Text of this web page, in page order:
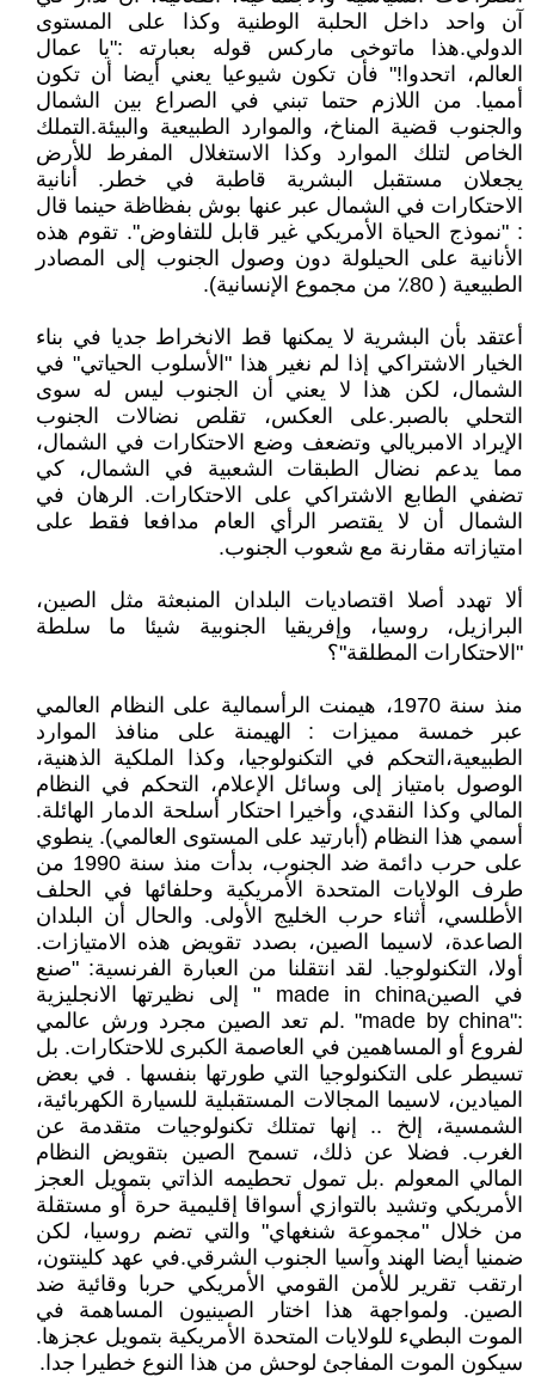
آن واحد داخل الحلبة الوطنية وكذا على المستوى
الدولي.هذا ماتوخى ماركس قوله بعبارته :"يا عمال
العالم، اتحدوا!" فأن تكون شيوعيا يعني أيضا أن تكون
أمميا. من اللازم حتما تبني في الصراع بين الشمال
والجنوب قضية المناخ، والموارد الطبيعية والبيئة.التملك
الخاص لتلك الموارد وكذا الاستغلال المفرط للأرض
يجعلان مستقبل البشرية قاطبة في خطر. أنانية
الاحتكارات في الشمال عبر عنها بوش بفظاظة حينما قال
: "نموذج الحياة الأمريكي غير قابل للتفاوض". تقوم هذه
الأنانية على الحيلولة دون وصول الجنوب إلى المصادر
الطبيعية ( 80٪ من مجموع الإنسانية).
أعتقد بأن البشرية لا يمكنها قط الانخراط جديا في بناء
الخيار الاشتراكي إذا لم نغير هذا "الأسلوب الحياتي" في
الشمال، لكن هذا لا يعني أن الجنوب ليس له سوى
التحلي بالصبر.على العكس، تقلص نضالات الجنوب
الإيراد الامبريالي وتضعف وضع الاحتكارات في الشمال،
مما يدعم نضال الطبقات الشعبية في الشمال، كي
تضفي الطابع الاشتراكي على الاحتكارات. الرهان في
الشمال أن لا يقتصر الرأي العام مدافعا فقط على
امتيازاته مقارنة مع شعوب الجنوب.
ألا تهدد أصلا اقتصاديات البلدان المنبعثة مثل الصين،
البرازيل، روسيا، وإفريقيا الجنوبية شيئا ما سلطة
"الاحتكارات المطلقة"؟
منذ سنة 1970، هيمنت الرأسمالية على النظام العالمي
عبر خمسة مميزات : الهيمنة على منافذ الموارد
الطبيعية،التحكم في التكنولوجيا، وكذا الملكية الذهنية،
الوصول بامتياز إلى وسائل الإعلام، التحكم في النظام
المالي وكذا النقدي، وأخيرا احتكار أسلحة الدمار الهائلة.
أسمي هذا النظام (أبارتيد على المستوى العالمي). ينطوي
على حرب دائمة ضد الجنوب، بدأت منذ سنة 1990 من
طرف الولايات المتحدة الأمريكية وحلفائها في الحلف
الأطلسي، أثناء حرب الخليج الأولى. والحال أن البلدان
الصاعدة، لاسيما الصين، بصدد تقويض هذه الامتيازات.
أولا، التكنولوجيا. لقد انتقلنا من العبارة الفرنسية: "صنع
في الصينmade in china " إلى نظيرتها الانجليزية
:"made by china" .لم تعد الصين مجرد ورش عالمي
لفروع أو المساهمين في العاصمة الكبرى للاحتكارات. بل
تسيطر على التكنولوجيا التي طورتها بنفسها . في بعض
الميادين، لاسيما المجالات المستقبلية للسيارة الكهربائية،
الشمسية، إلخ .. إنها تمتلك تكنولوجيات متقدمة عن
الغرب. فضلا عن ذلك، تسمح الصين بتقويض النظام
المالي المعولم .بل تمول تحطيمه الذاتي بتمويل العجز
الأمريكي وتشيد بالتوازي أسواقا إقليمية حرة أو مستقلة
من خلال "مجموعة شنغهاي" والتي تضم روسيا، لكن
ضمنيا أيضا الهند وآسيا الجنوب الشرقي.في عهد كلينتون،
ارتقب تقرير للأمن القومي الأمريكي حربا وقائية ضد
الصين. ولمواجهة هذا اختار الصينيون المساهمة في
الموت البطيء للولايات المتحدة الأمريكية بتمويل عجزها.
سيكون الموت المفاجئ لوحش من هذا النوع خطيرا جدا.